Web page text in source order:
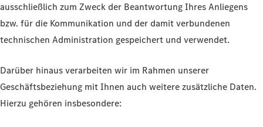
ausschließlich zum Zweck der Beantwortung Ihres Anliegens
bzw. für die Kommunikation und der damit verbundenen
technischen Administration gespeichert und verwendet.
Darüber hinaus verarbeiten wir im Rahmen unserer
Geschäftsbeziehung mit Ihnen auch weitere zusätzliche Daten.
Hierzu gehören insbesondere: